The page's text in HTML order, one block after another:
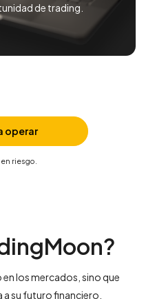
de trading.
operar
riesgo.
los mercados, sino que
su futuro financiero.